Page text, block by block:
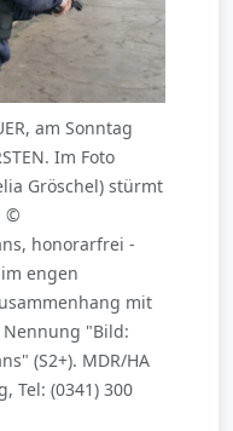
am Sonntag
Im Foto
Gröschel) stürmt
©
honorarfrei -
engen
mit
"Bild:
(S2+). MDR/HA
Tel: (0341) 300